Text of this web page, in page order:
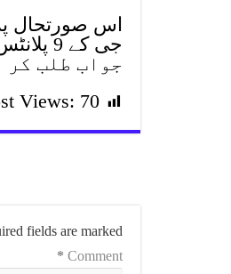
اس صورتحال
جواب طلب کر
Views: 70
fields are marked
Comment
*